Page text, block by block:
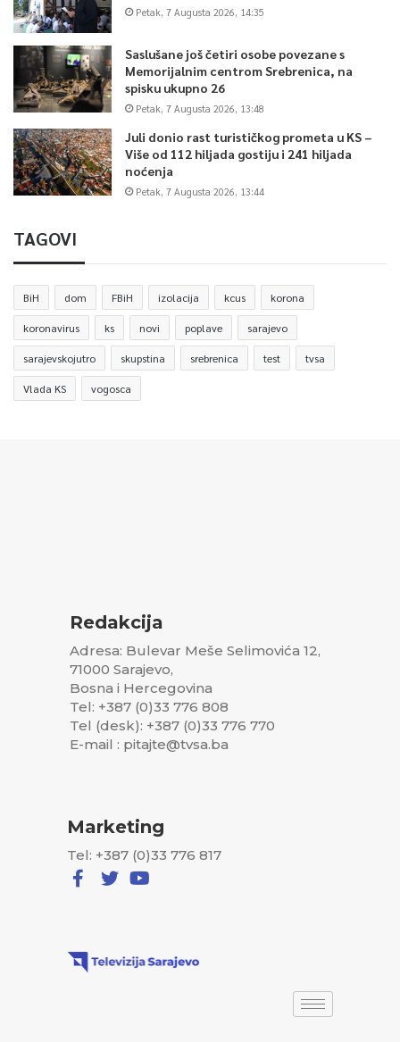
Petak, 7 Augusta 2026, 14:35
Saslušane još četiri osobe povezane s
Memorijalnim centrom Srebrenica, na
spisku ukupno 26
Petak, 7 Augusta 2026, 13:48
Juli donio rast turističkog prometa u KS –
Više od 112 hiljada gostiju i 241 hiljada
noćenja
Petak, 7 Augusta 2026, 13:44
TAGOVI
BiH dom FBiH izolacija kcus korona
koronavirus ks novi poplave sarajevo
sarajevskojutro skupstina srebrenica test tvsa
Vlada KS vogosca
Redakcija
Adresa: Bulevar Meše Selimovića 12,
71000 Sarajevo,
Bosna i Hercegovina
Tel: +387 (0)33 776 808
Tel (desk): +387 (0)33 776 770
E-mail : pitajte@tvsa.ba
Marketing
Tel: +387 (0)33 776 817